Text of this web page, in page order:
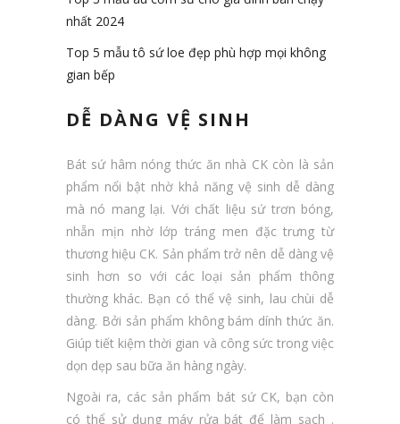
nhất 2024
Top 5 mẫu tô sứ loe đẹp phù hợp mọi không
gian bếp
DỄ DÀNG VỆ SINH
Bát sứ hâm nóng thức ăn nhà CK còn là sản
phẩm nổi bật nhờ khả năng vệ sinh dễ dàng
mà nó mang lại. Với chất liệu sứ trơn bóng,
nhẵn mịn nhờ lớp tráng men đặc trưng từ
thương hiệu CK. Sản phẩm trở nên dễ dàng vệ
sinh hơn so với các loại sản phẩm thông
thường khác. Bạn có thể vệ sinh, lau chùi dễ
dàng. Bởi sản phẩm không bám dính thức ăn.
Giúp tiết kiệm thời gian và công sức trong việc
dọn dẹp sau bữa ăn hàng ngày.
Ngoài ra, các sản phẩm bát sứ CK, bạn còn
có thể sử dụng máy rửa bát để làm sạch .